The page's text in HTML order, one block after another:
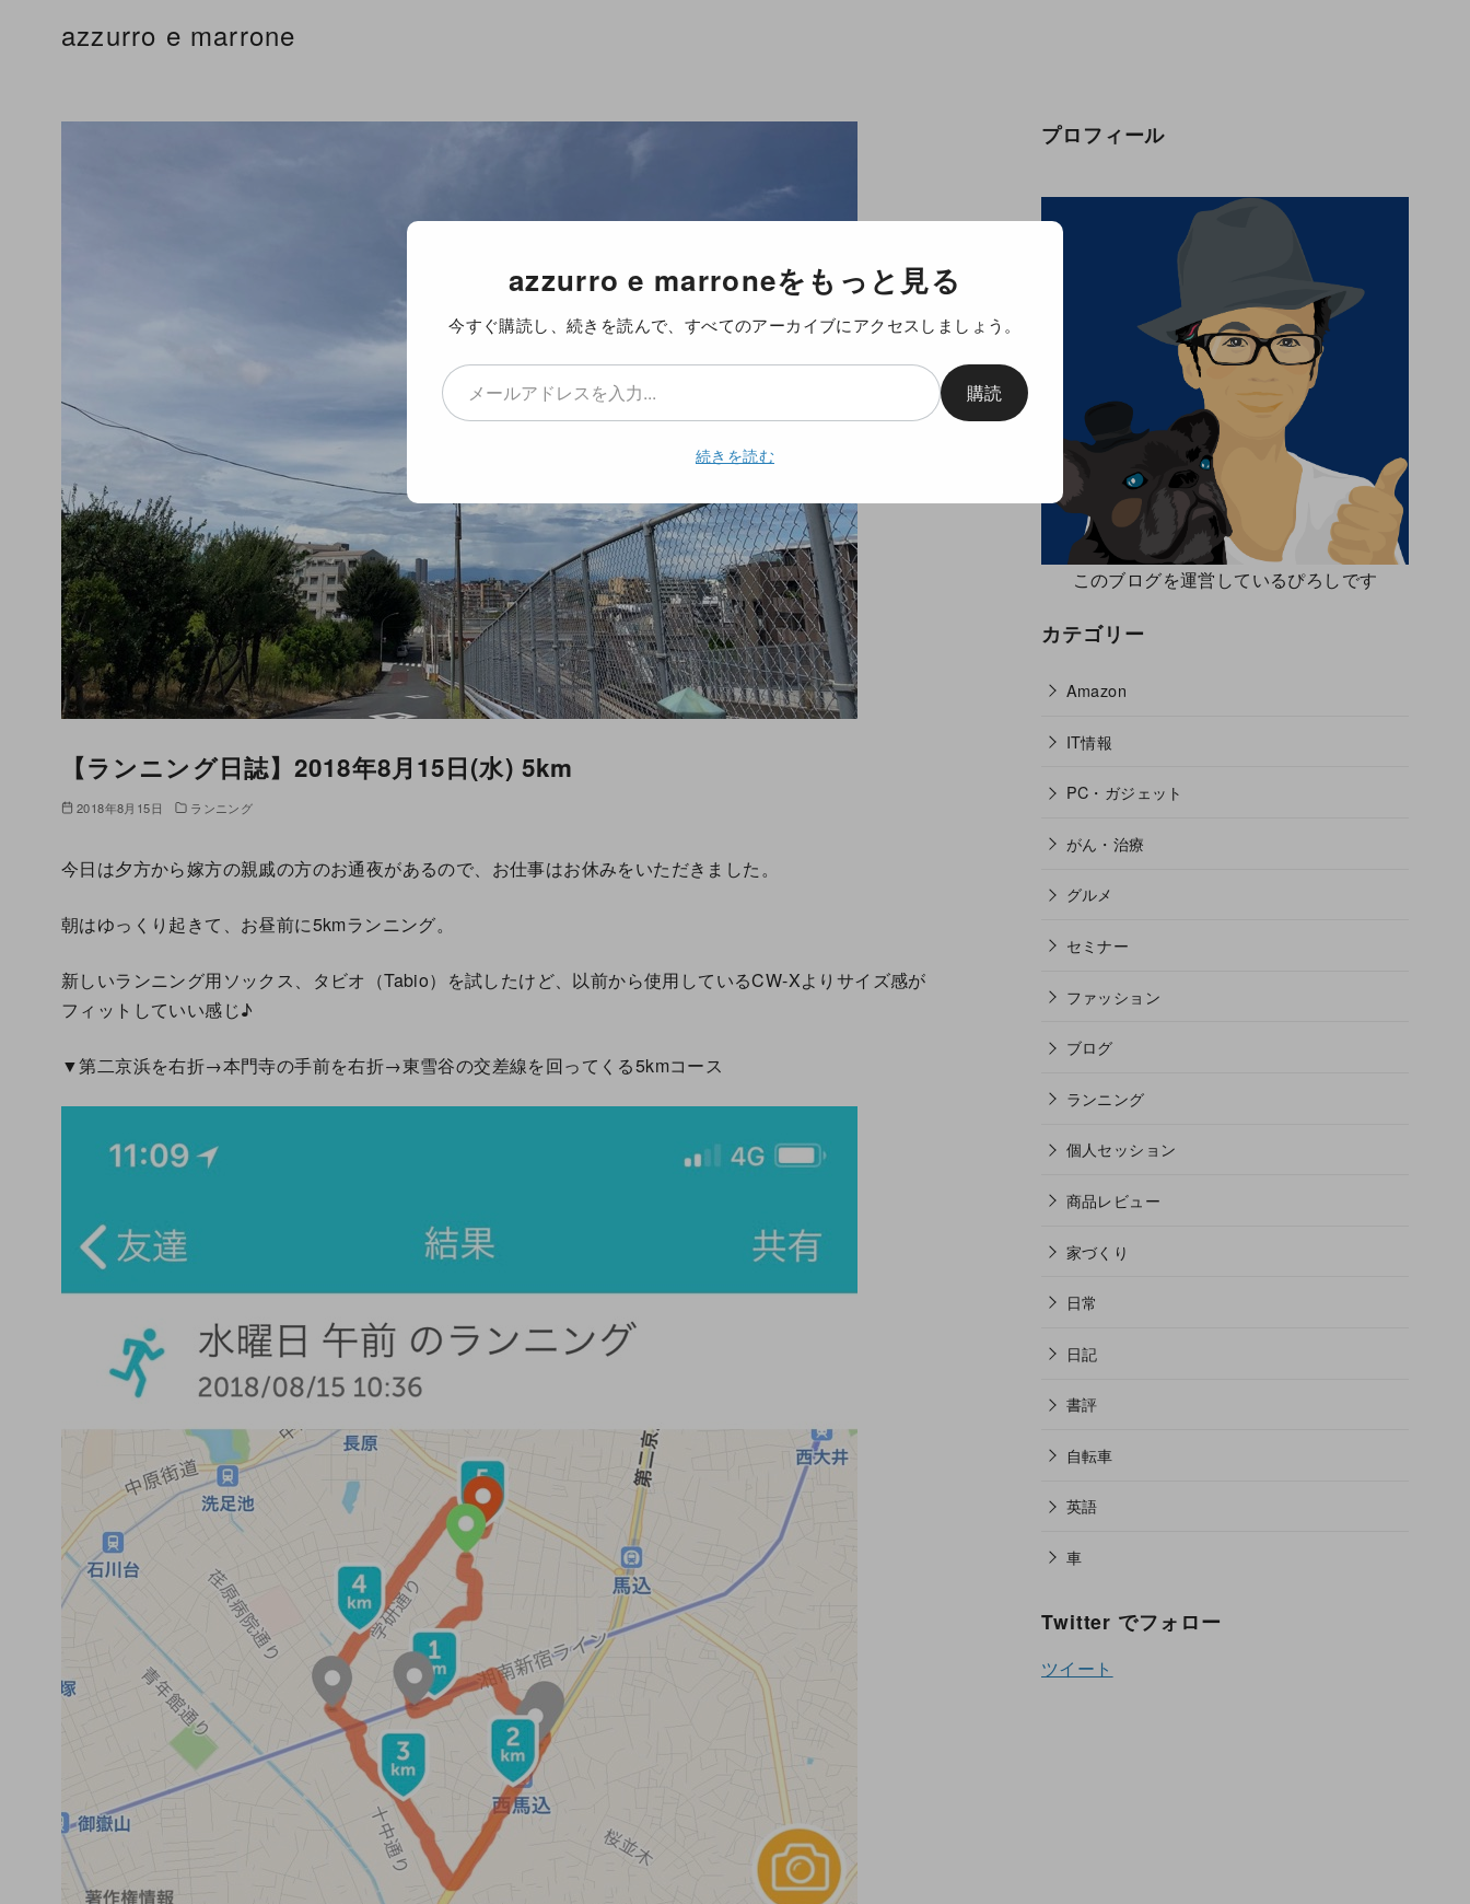
azzurro e marrone
【ランニング日誌】2018年8月15日(水) 5km
2018年8月15日 ランニング
今日は夕方から嫁方の親戚の方のお通夜があるので、お仕事はお休みをいただきました。
朝はゆっくり起きて、お昼前に5kmランニング。
新しいランニング用ソックス、タビオ（Tabio）を試したけど、以前から使用しているCW-Xよりサイズ感が
フィットしていい感じ♪
▼第二京浜を右折→本門寺の手前を右折→東雪谷の交差線を回ってくる5kmコース
プロフィール
このブログを運営しているぴろしです
カテゴリー
Amazon
IT情報
PC・ガジェット
がん・治療
グルメ
セミナー
ファッション
ブログ
ランニング
個人セッション
商品レビュー
家づくり
日常
日記
書評
自転車
英語
車
Twitter でフォロー
ツイート
azzurro e marroneをもっと見る
今すぐ購読し、続きを読んで、すべてのアーカイブにアクセスしましょう。
購読
続きを読む